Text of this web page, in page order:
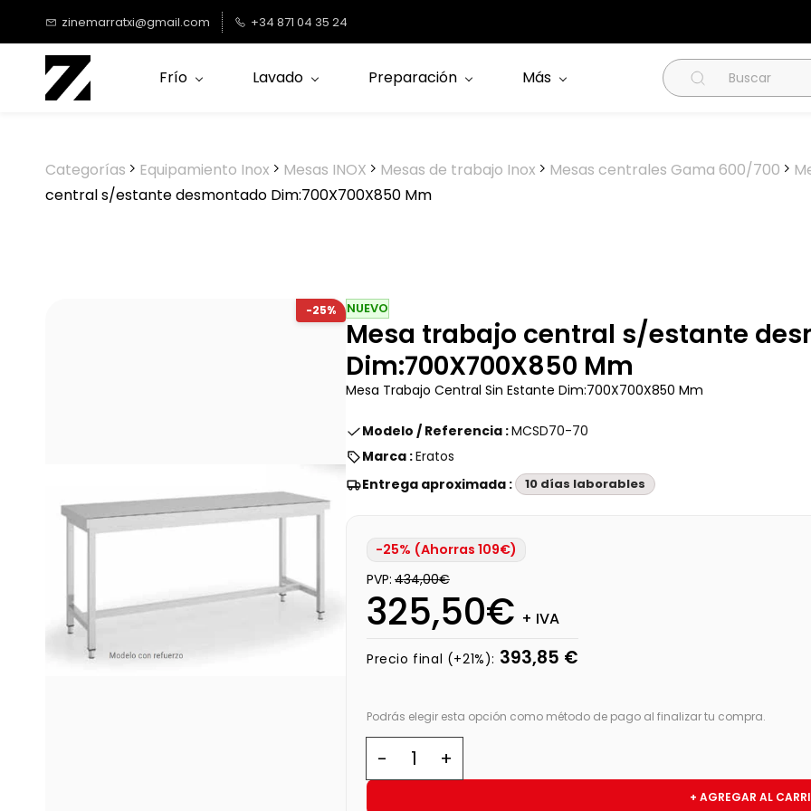
contenido
principal
zinemarratxi@gmail.com +34 871 04 35 24
Frío Lavado Preparación Más
Categorías Equipamiento Inox Mesas INOX Mesas de trabajo Inox Mesas centrales Gama 600/700
central s/estante desmontado Dim:700X700X850 Mm
-25% NUEVO
Mesa trabajo central s/estante
Dim:700X700X850 Mm
Mesa Trabajo Central Sin Estante Dim:700X700X850 Mm
Modelo / Referencia :MCSD70-70
Marca :Eratos
Entrega aproximada :
10 días laborables
-25% (Ahorras 109€)
PVP: 434,00€
325,50€ + IVA
Precio final (+21%): 393,85 €
Podrás elegir esta opción como método de pago al finalizar tu compra.
+ AGREGAR AL